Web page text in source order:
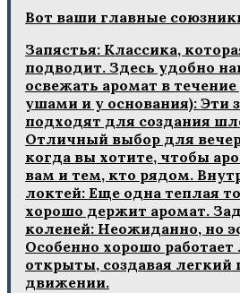
Вот ваши главные
Запястья: Классика,
подводит. Здесь удобно
освежать аромат в
ушами и у основания): Эти
подходят для создания
Отличный выбор для
когда вы хотите, чтобы
вам и тем, кто рядом.
локтей: Еще одна теплая
хорошо держит аромат.
коленей: Неожиданно, но
Особенно хорошо
открыты, создавая
движении.